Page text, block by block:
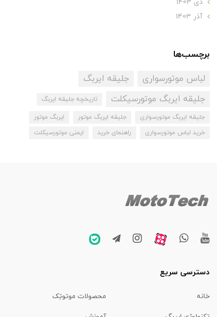
دی 1403
آذر 1403
برچسب‌ها
لباس موتورسواری
جلیقه ایربگ
جلیقه ایربگ موتورسیکلت
تاریخچه جلیقه ایربگ
جلیقه ایربگ موتورسواری جلیقه ایربگ موتور
ایربگ موتور
خرید لباس موتورسواری
راهنمای خرید ایمنی موتورسیکلت
دسترسی سریع
خانه محصولات موتوتِک